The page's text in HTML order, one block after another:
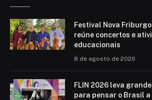
Festival Nova
reúne concertos e
educacionais
8 de agosto de 2026
FLIN 2026 leva
para pensar o Brasil